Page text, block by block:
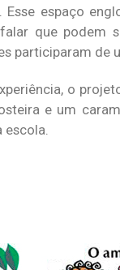
Esse espaço
que podem
participaram
o
e um
escola.